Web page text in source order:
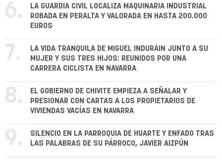
6.
LA GUARDIA CIVIL LOCALIZA MAQUINARIA INDUSTRIAL
ROBADA EN PERALTA Y VALORADA EN HASTA 200.000
EUROS
7.
LA VIDA TRANQUILA DE MIGUEL INDURÁIN JUNTO A SU
MUJER Y SUS TRES HIJOS: REUNIDOS POR UNA
CARRERA CICLISTA EN NAVARRA
8.
EL GOBIERNO DE CHIVITE EMPIEZA A SEÑALAR Y
PRESIONAR CON CARTAS A LOS PROPIETARIOS DE
VIVIENDAS VACÍAS EN NAVARRA
9.
SILENCIO EN LA PARROQUIA DE HUARTE Y ENFADO TRAS
LAS PALABRAS DE SU PÁRROCO, JAVIER AIZPÚN